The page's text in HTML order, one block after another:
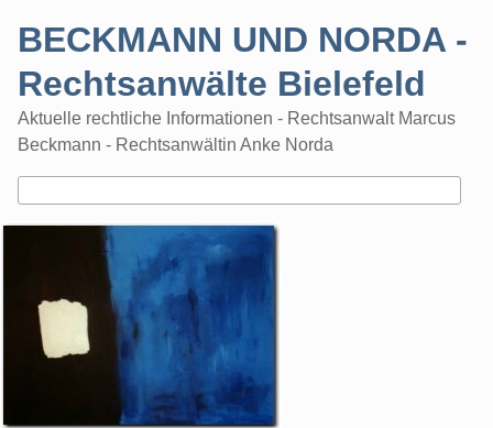
BECKMANN UND NORDA -
Rechtsanwälte Bielefeld
Aktuelle rechtliche Informationen - Rechtsanwalt Marcus
Beckmann - Rechtsanwältin Anke Norda